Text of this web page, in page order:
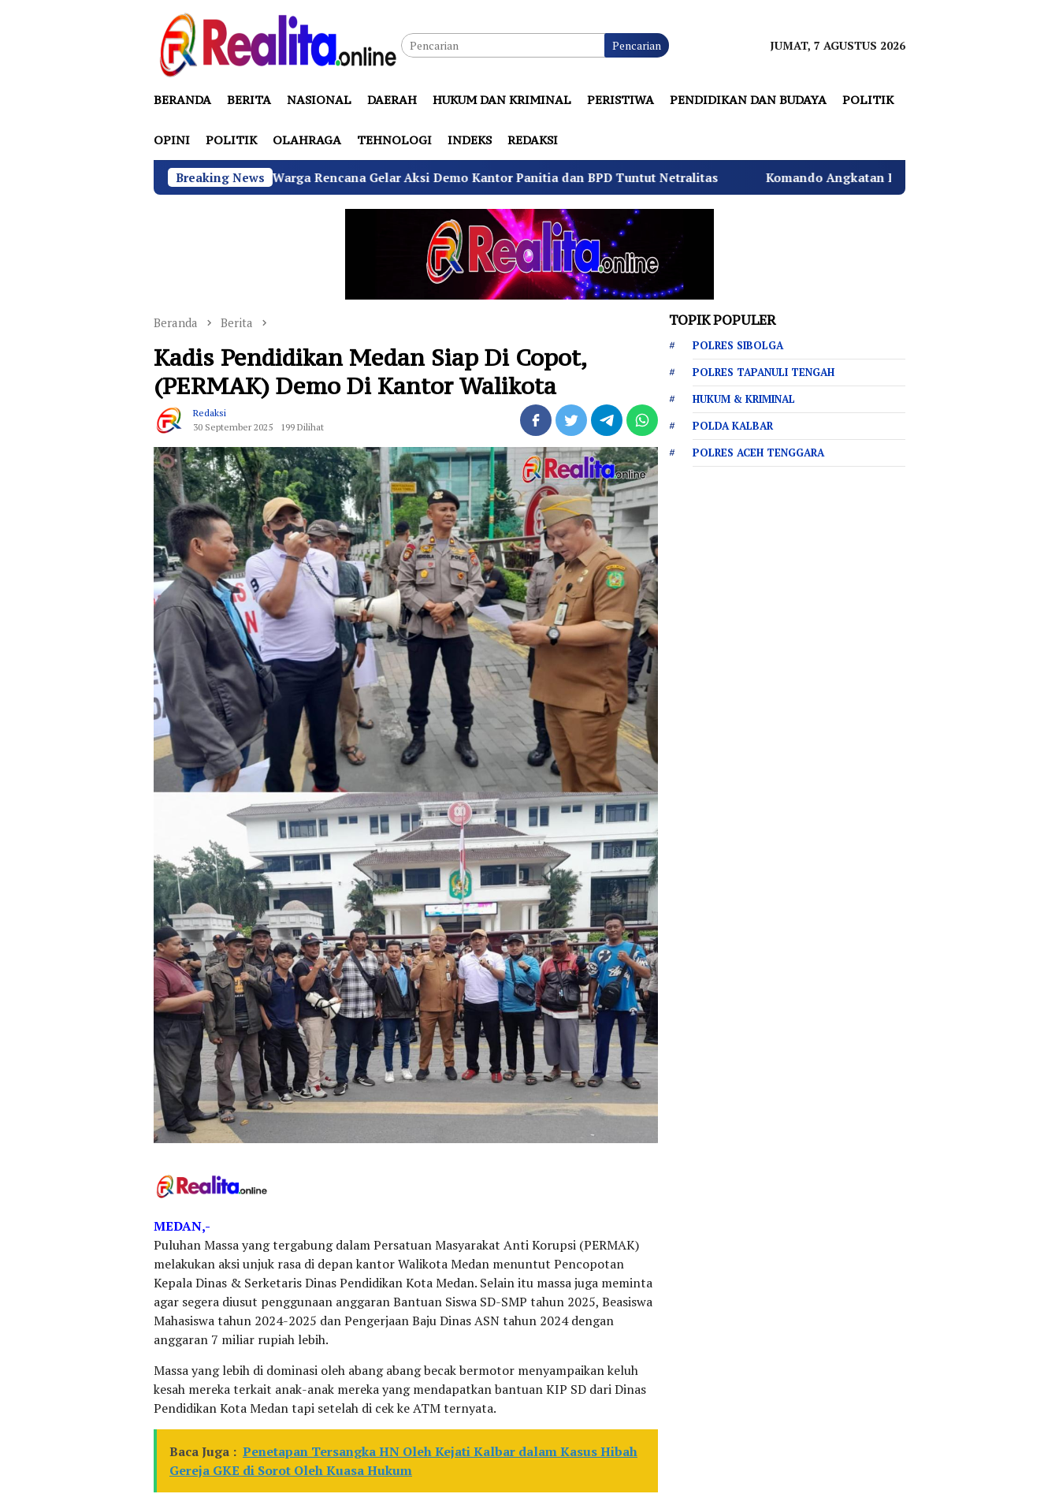
Pencarian JUMAT, 7 AGUSTUS 2026
BERANDA BERITA NASIONAL DAERAH HUKUM DAN KRIMINAL PERISTIWA PENDIDIKAN DAN BUDAYA POLITIK
OPINI POLITIK OLAHRAGA TEHNOLOGI INDEKS REDAKSI
Breaking News
Memanas, 2000 Warga Rencana Gelar Aksi Demo Kantor Panitia dan BPD Tuntut Netralitas Komando Angkatan Laut I Beri Warna Baru Ciptakan Lingkungan Asri
Beranda Berita
Kadis Pendidikan Medan Siap Di Copot,
(PERMAK) Demo Di Kantor Walikota
Redaksi
30 September 2025
199 Dilihat
MEDAN,-
Puluhan Massa yang tergabung dalam Persatuan Masyarakat Anti Korupsi (PERMAK)
melakukan aksi unjuk rasa di depan kantor Walikota Medan menuntut Pencopotan
Kepala Dinas & Serketaris Dinas Pendidikan Kota Medan. Selain itu massa juga meminta
agar segera diusut penggunaan anggaran Bantuan Siswa SD-SMP tahun 2025, Beasiswa
Mahasiswa tahun 2024-2025 dan Pengerjaan Baju Dinas ASN tahun 2024 dengan
anggaran 7 miliar rupiah lebih.
Massa yang lebih di dominasi oleh abang abang becak bermotor menyampaikan keluh
kesah mereka terkait anak-anak mereka yang mendapatkan bantuan KIP SD dari Dinas
Pendidikan Kota Medan tapi setelah di cek ke ATM ternyata.
Baca Juga : Penetapan Tersangka HN Oleh Kejati Kalbar dalam Kasus Hibah
Gereja GKE di Sorot Oleh Kuasa Hukum
TOPIK POPULER
POLRES SIBOLGA
POLRES TAPANULI TENGAH
HUKUM & KRIMINAL
POLDA KALBAR
POLRES ACEH TENGGARA